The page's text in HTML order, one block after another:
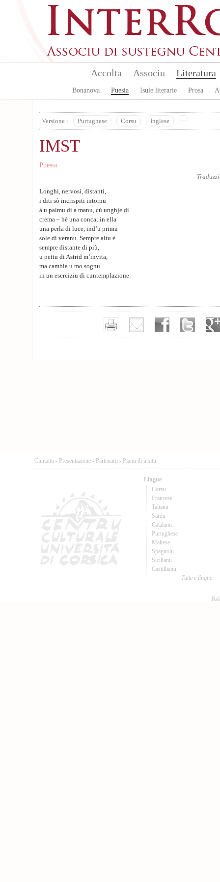
Accolta Associu Literatura
Bonanova Puesia Isule literarie Prosa
Versione : Purtughese Corsu Inglese
IMST
Puesia
Longhi, nervosi, distanti,
i diti sò incrispiti intornu
à u palmu di a manu, cù unghje di
crema – hè una conca; in ella
una perla di luce, ind’u primu
sole di veranu. Sempre altu è
sempre distante di più,
u pettu di Astrid m’invita,
ma cambia u mo sognu
in un eserciziu di cuntemplazione.
Cuntattu - Presentazione - Partenarii - Pianu di u situ
Lingue
Corsu
Francese
Talianu
Sardu
Catalanu
Purtughese
Maltese
Spagnolu
Sicilianu
Castillianu
Tutte e lingue